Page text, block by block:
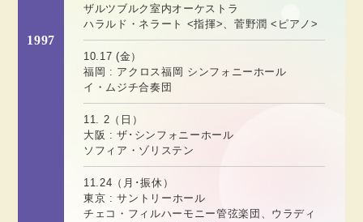
1997
ザルツブルク室内オーケストラ
ハラルド・ネラート <指揮>、菅野潤 <ピアノ>
10.17 (金）
福岡 : アクロス福岡 シンフォニーホール
イ・ムジチ合奏団
11. 2（日）
大阪 : ザ･シンフォニーホール
ソフィア・ゾリステン
11.24（月･振休）
東京 : サントリーホール
チェコ・フィルハーモニー管弦楽団、ウラディ